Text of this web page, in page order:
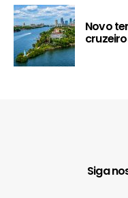
Novo
Siga